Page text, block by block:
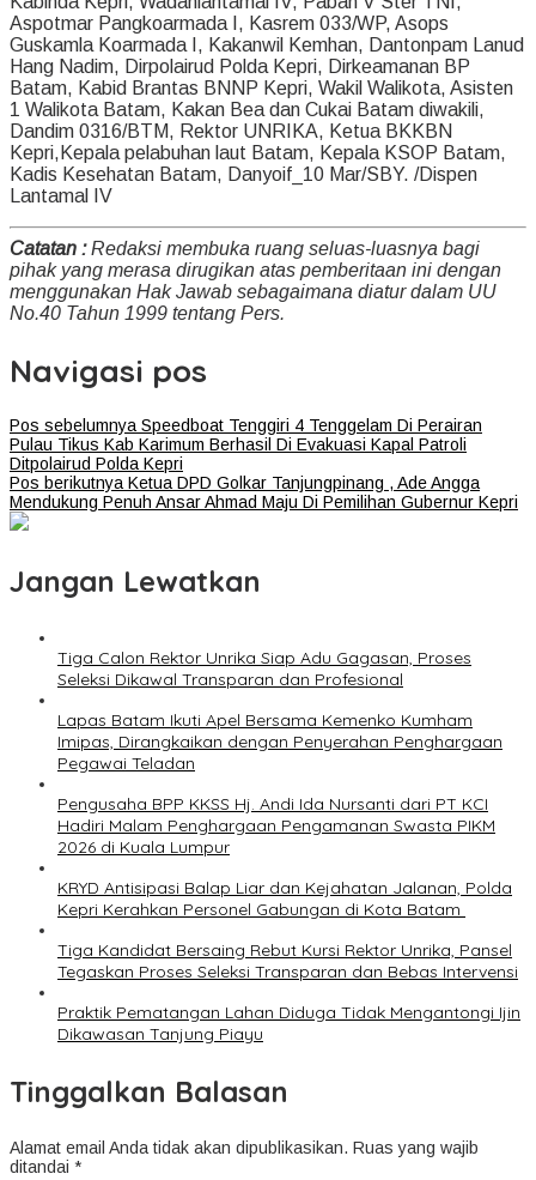
Aspotmar Pangkoarmada I, Kasrem 033/WP, Asops
Guskamla Koarmada I, Kakanwil Kemhan, Dantonpam Lanud
Hang Nadim, Dirpolairud Polda Kepri, Dirkeamanan BP
Batam, Kabid Brantas BNNP Kepri, Wakil Walikota, Asisten
1 Walikota Batam, Kakan Bea dan Cukai Batam diwakili,
Dandim 0316/BTM, Rektor UNRIKA, Ketua BKKBN
Kepri,Kepala pelabuhan laut Batam, Kepala KSOP Batam,
Kadis Kesehatan Batam, Danyoif_10 Mar/SBY. /Dispen
Lantamal IV
Catatan :Redaksi membuka ruang seluas-luasnya bagi
pihak yang merasa dirugikan atas pemberitaan ini dengan
menggunakan Hak Jawab sebagaimana diatur dalam UU
No.40 Tahun 1999 tentang Pers.
Navigasi pos
Pos sebelumnyaSpeedboat Tenggiri 4 Tenggelam Di Perairan
Pulau Tikus Kab Karimum Berhasil Di Evakuasi Kapal Patroli
Ditpolairud Polda Kepri
Pos berikutnyaKetua DPD Golkar Tanjungpinang , Ade Angga
Mendukung Penuh Ansar Ahmad Maju Di Pemilihan Gubernur Kepri
Jangan Lewatkan
Tiga Calon Rektor Unrika Siap Adu Gagasan, Proses
Seleksi Dikawal Transparan dan Profesional
Lapas Batam Ikuti Apel Bersama Kemenko Kumham
Imipas, Dirangkaikan dengan Penyerahan Penghargaan
Pegawai Teladan
Pengusaha BPP KKSS Hj. Andi Ida Nursanti dari PT KCI
Hadiri Malam Penghargaan Pengamanan Swasta PIKM
2026 di Kuala Lumpur
KRYD Antisipasi Balap Liar dan Kejahatan Jalanan, Polda
Kepri Kerahkan Personel Gabungan di Kota Batam ‎
Tiga Kandidat Bersaing Rebut Kursi Rektor Unrika, Pansel
Tegaskan Proses Seleksi Transparan dan Bebas Intervensi
Praktik Pematangan Lahan Diduga Tidak Mengantongi Ijin
Dikawasan Tanjung Piayu
Tinggalkan Balasan
Alamat email Anda tidak akan dipublikasikan. Ruas yang wajib
ditandai *